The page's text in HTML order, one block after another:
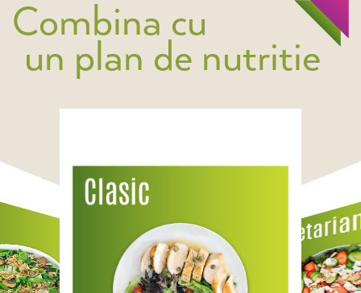
Combina cu
un plan de nutritie